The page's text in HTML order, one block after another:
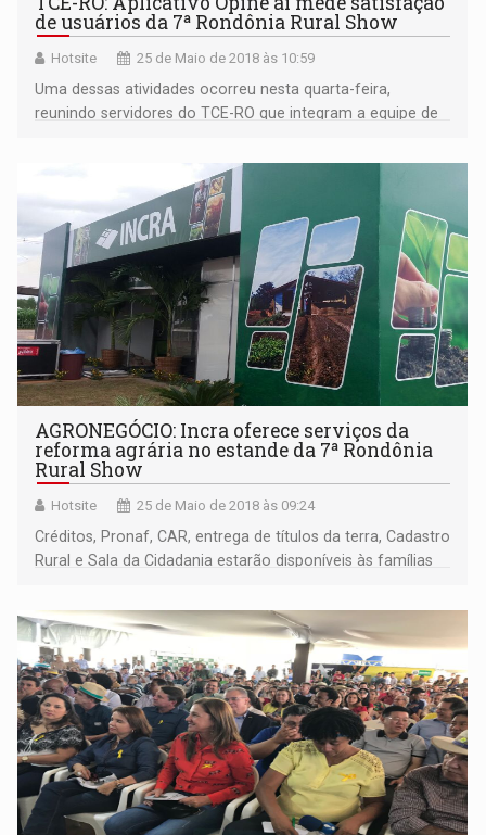
de usuários da 7ª Rondônia Rural Show
Hotsite 25 de Maio de 2018 às 10:59
Uma dessas atividades ocorreu nesta quarta-feira,
reunindo servidores do TCE-RO que integram a equipe de
da Corte de Contas no evento.
AGRONEGÓCIO: Incra oferece serviços da
reforma agrária no estande da 7ª Rondônia
Rural Show
Hotsite 25 de Maio de 2018 às 09:24
Créditos, Pronaf, CAR, entrega de títulos da terra, Cadastro
Rural e Sala da Cidadania estarão disponíveis às famílias
agronegócio e da agricultura familiar da região Norte